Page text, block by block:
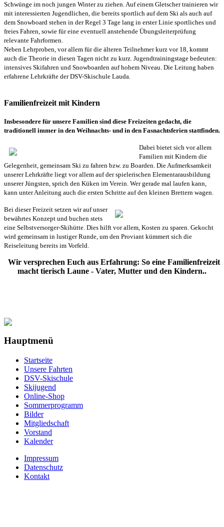
Schwünge im noch jungen Winter zu ziehen. Auf einem Gletscher trainieren wir
mit interessierten Jugendlichen, die bereits sportlich auf dem Ski als auch auf
dem Snowboard stehen in der Regel 3 Tage lang in erster Linie sportliches und
freies Fahren, sowie für eine eventuell anstehende Übungsleiterprüfung
relevante Fahrformen.
Neben Lehrproben, vor allem für die älteren Teilnehmer kurz vor 18, kommt
auch die Theorie in diesen Tagen nicht zu kurz. Jugendtrainingstage bedeuten:
intensives Skifahren und Snowboarden auf hohem Niveau. Die Leitung haben
erfahrene Lehrkräfte der DSV-Skischule Lauda.
Familienfreizeit mit Kindern
Insbesondere für unsere Familien sind diese Freizeiten gedacht, die
traditionell immer in den Weihnachts- und in den Fasnachtsferien stattfinden.
Dabei bietet sich vor allem
Familien mit Kindern die
Gelegenheit, gemeinsam Ski zu fahren bzw. zu Boarden. Die Aufmerksamkeit
unserer Lehrkräfte liegt vor allem auf der spielerischen Elementarausbildung
unserer Jüngsten, sprich den Küken im Verein. Wer gerade mal laufen kann,
kann unter Anleitung auch die ersten Schritte auf den kleinen Brettern wagen.
Bei dieser Freizeit setzen wir auf unser
bewährtes Konzept und buchen stets
eine Selbstversorger-Skihütte. Dies hilft vor allem, Kosten zu sparen. Gekocht
wird gemeinsam in lustiger Runde, um den Proviant kümmert sich die
Reiseleitung bereits im Vorfeld.
Wir versprechen Euch aus Erfahrung: So eine Familienfreizeit
macht tierisch Laune - Vater, Mutter und den Kindern..
Hauptmenü
Startseite
Unsere Fahrten
DSV-Skischule
Skijugend
Online-Shop
Sommerprogramm
Bilder
Mitgliedschaft
Vorstand
Kalender
Impressum
Datenschutz
Kontakt